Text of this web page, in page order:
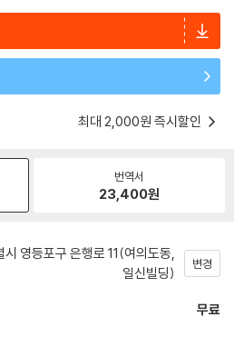
최대 2,000원 즉시할인
번역서
23,400원
시 영등포구 은행로 11(여의도동,
일신빌딩)
변경
무료